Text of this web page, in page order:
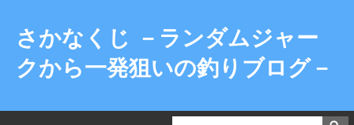
さかなくじ －ランダムジャー
クから一発狙いの釣りブログ－